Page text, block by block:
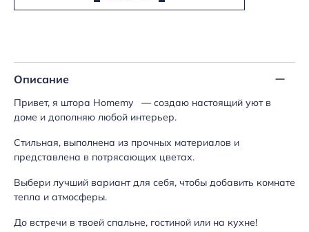
Описание
Привет, я штора Homemy — создаю настоящий уют в
доме и дополняю любой интерьер.
Стильная, выполнена из прочных материалов и
представлена в потрясающих цветах.
Выбери лучший вариант для себя, чтобы добавить комнате
тепла и атмосферы.
До встречи в твоей спальне, гостиной или на кухне!